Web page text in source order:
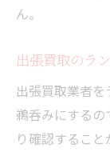
ん。
出張買取のラ
出張買取業者
鵜呑みにする
り確認するこ